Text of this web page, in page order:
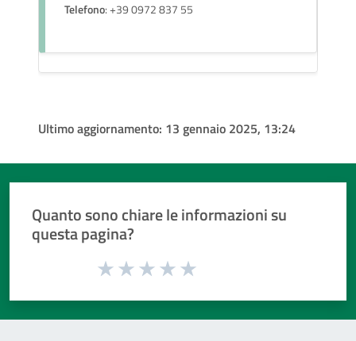
Telefono: +39 0972 837 55
Ultimo aggiornamento: 13 gennaio 2025, 13:24
Quanto sono chiare le informazioni su
questa pagina?
Valuta da 1 a 5 stelle la pagina